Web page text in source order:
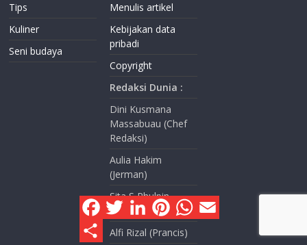
Tips
Kuliner
Seni budaya
Menulis artikel
Kebijakan data
pribadi
Copyright
Redaksi Dunia :
Dini Kusmana
Massabuau (Chef
Redaksi)
Aulia Hakim
(Jerman)
Sita S Phulpin
(Prancis)
Alfi Rizal (Prancis)
F
a
c
T
w
i
t
L
n
k
P
n
t
W
h
a